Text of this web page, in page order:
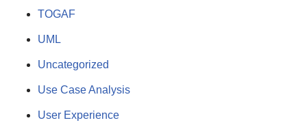
TOGAF
UML
Uncategorized
Use Case Analysis
User Experience